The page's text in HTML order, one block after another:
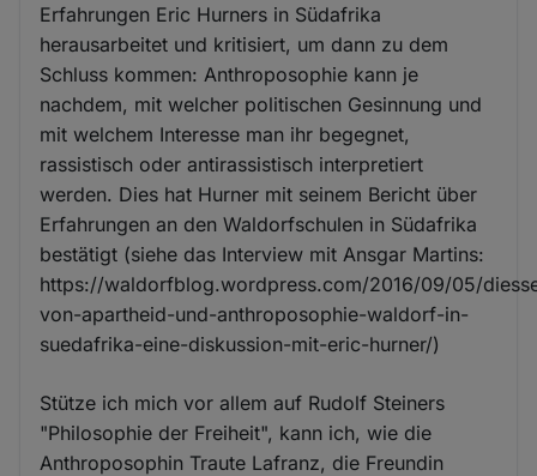
Erfahrungen Eric Hurners in Südafrika
herausarbeitet und kritisiert, um dann zu dem
Schluss kommen: Anthroposophie kann je
nachdem, mit welcher politischen Gesinnung und
mit welchem Interesse man ihr begegnet,
rassistisch oder antirassistisch interpretiert
werden. Dies hat Hurner mit seinem Bericht über
Erfahrungen an den Waldorfschulen in Südafrika
bestätigt (siehe das Interview mit Ansgar Martins:
https://waldorfblog.wordpress.com/2016/09/05/
von-apartheid-und-anthroposophie-waldorf-in-
suedafrika-eine-diskussion-mit-eric-hurner/)
Stütze ich mich vor allem auf Rudolf Steiners
"Philosophie der Freiheit", kann ich, wie die
Anthroposophin Traute Lafranz, die Freundin